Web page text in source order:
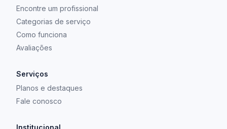
Encontre um profissional
Categorias de serviço
Como funciona
Avaliações
Serviços
Planos e destaques
Fale conosco
Institucional